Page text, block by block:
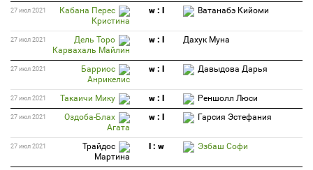
27 июл 2021
Кабана Перес
Кристина
w : l Ватанабэ Кийоми
27 июл 2021
Дель Торо
Карвахаль Майлин
w : l Дахук Муна
27 июл 2021
Барриос
Анрикелис
w : l Давыдова Дарья
27 июл 2021 Такаичи Мику w : l Реншолл Люси
27 июл 2021
Оздоба-Блах
Агата
w : l Гарсия Эстефания
27 июл 2021
Трайдос
Мартина
l : w Эзбаш Софи